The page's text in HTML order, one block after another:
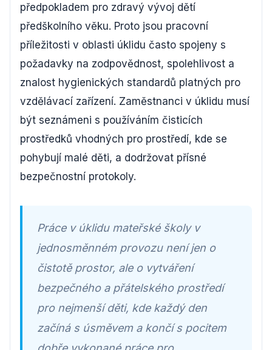
předpokladem pro zdravý vývoj dětí
předškolního věku. Proto jsou pracovní
příležitosti v oblasti úklidu často spojeny s
požadavky na zodpovědnost, spolehlivost a
znalost hygienických standardů platných pro
vzdělávací zařízení. Zaměstnanci v úklidu musí
být seznámeni s používáním čisticích
prostředků vhodných pro prostředí, kde se
pohybují malé děti, a dodržovat přísné
bezpečnostní protokoly.
Práce v úklidu mateřské školy v
jednosměnném provozu není jen o
čistotě prostor, ale o vytváření
bezpečného a přátelského prostředí
pro nejmenší děti, kde každý den
začíná s úsměvem a končí s pocitem